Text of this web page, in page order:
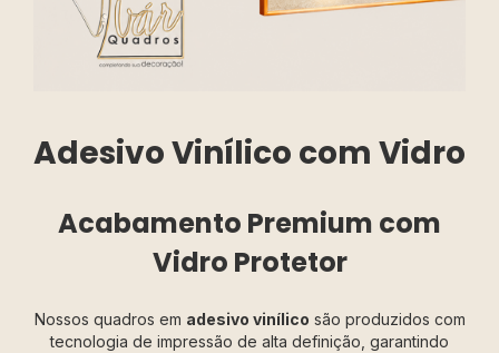
Adesivo Vinílico com Vidro
Acabamento Premium com
Vidro Protetor
Nossos quadros em adesivo vinílico são produzidos com
tecnologia de impressão de alta definição, garantindo